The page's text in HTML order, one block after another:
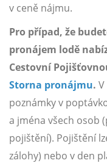
v ceně nájmu.
Pro případ, že
pronájem lodě
Cestovní
Storna pronájmu.
poznámky v
a jména všech osob
pojištění). Pojištění
zálohy) nebo v den